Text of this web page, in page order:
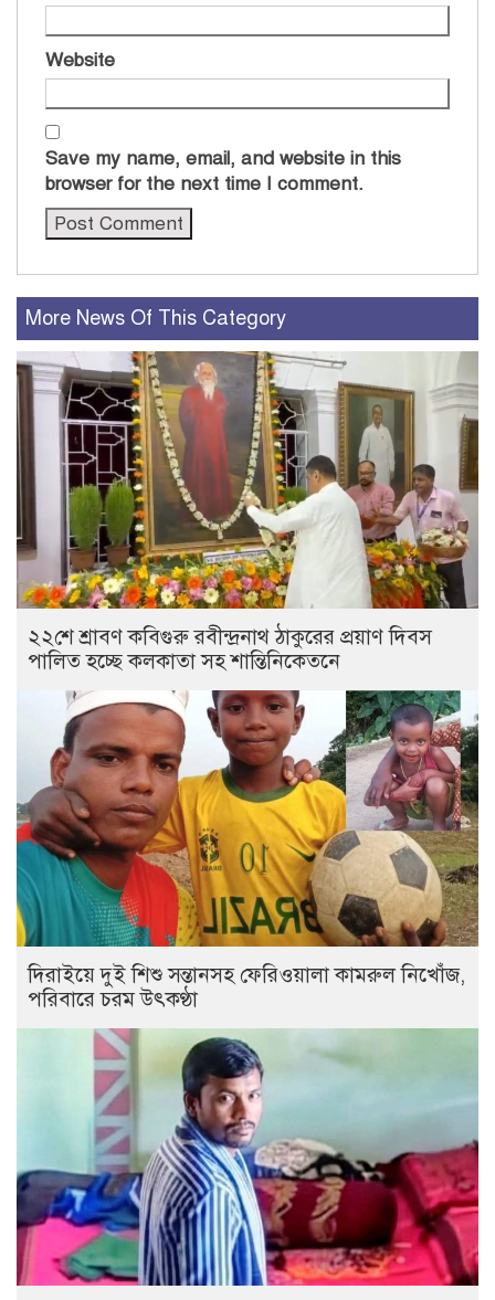
Website
Save my name, email, and website in this
browser for the next time I comment.
More News Of This Category
২২শে শ্রাবণ কবিগুরু রবীন্দ্রনাথ ঠাকুরের প্রয়াণ দিবস
পালিত হচ্ছে কলকাতা সহ শান্তিনিকেতনে
দিরাইয়ে দুই শিশু সন্তানসহ ফেরিওয়ালা কামরুল নিখোঁজ,
পরিবারে চরম উৎকণ্ঠা